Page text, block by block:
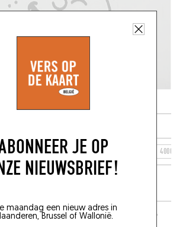
JE OP
NIEUWSBRIEF!
maandag een nieuw adres in
Brussel of Wallonië.
WAALS GEWEST WALLONIE 4000
IN DE BUURT